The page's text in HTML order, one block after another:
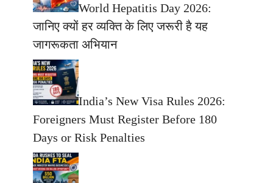
World Hepatitis Day 2026:
जानिए क्यों हर व्यक्ति के लिए जरूरी है यह
जागरूकता अभियान
India’s New Visa Rules 2026:
Foreigners Must Register Before 180
Days or Risk Penalties